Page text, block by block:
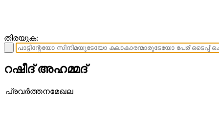
തിരയുക:
റഷീദ് അഹമ്മദ്‌
പ്രവര്‍ത്തനമേഖല